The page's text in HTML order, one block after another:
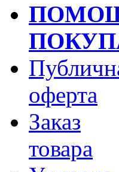
оферта
Заказ
товара